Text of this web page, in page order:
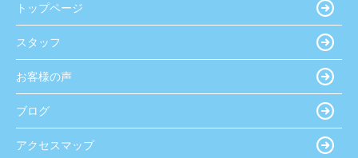
トップページ
スタッフ
お客様の声
ブログ
アクセスマップ